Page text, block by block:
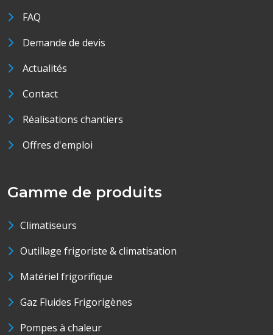
FAQ
Demande de devis
Actualités
Contact
Réalisations chantiers
Offres d'emploi
Gamme de produits
Climatiseurs
Outillage frigoriste & climatisation
Matériel frigorifique
Gaz Fluides Frigorigènes
Pompes à chaleur